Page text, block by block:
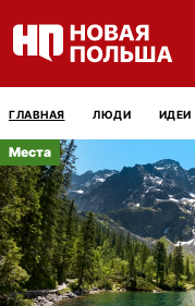
ГЛАВНАЯ ЛЮДИ ИДЕИ
Места